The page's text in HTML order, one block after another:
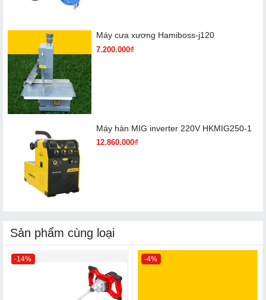
Máy cưa xương Hamiboss-j120
7.200.000₫
Máy hàn MIG inverter 220V HKMIG250-1
12.860.000₫
Sản phẩm cùng loại
-14% -4%